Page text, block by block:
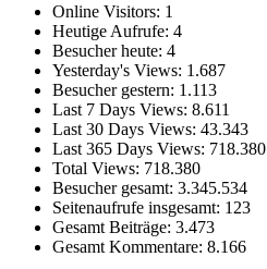
Online Visitors: 1
Heutige Aufrufe: 4
Besucher heute: 4
Yesterday's Views: 1.687
Besucher gestern: 1.113
Last 7 Days Views: 8.611
Last 30 Days Views: 43.343
Last 365 Days Views: 718.380
Total Views: 718.380
Besucher gesamt: 3.345.534
Seitenaufrufe insgesamt: 123
Gesamt Beiträge: 3.473
Gesamt Kommentare: 8.166